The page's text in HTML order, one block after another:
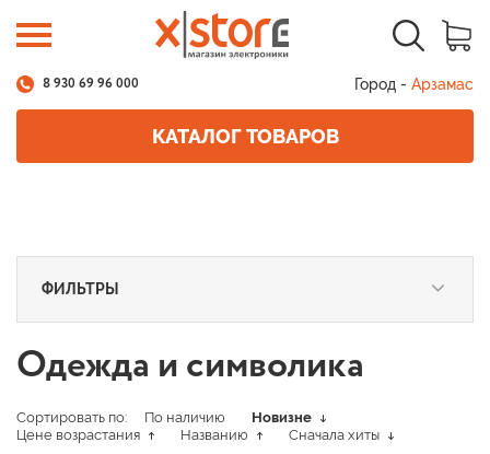
8 930 69 96 000 Город - Арзамас
КАТАЛОГ ТОВАРОВ
ФИЛЬТРЫ
Одежда и символика
Сортировать по: По наличию
Новизне
Цене возрастания
Названию
Сначала хиты